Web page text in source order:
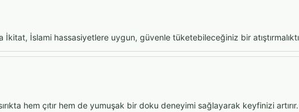
İkitat, İslami hassasiyetlere uygun, güvenle tüketebileceğiniz bir
hem çıtır hem de yumuşak bir doku deneyimi sağlayarak keyfinizi artırır.